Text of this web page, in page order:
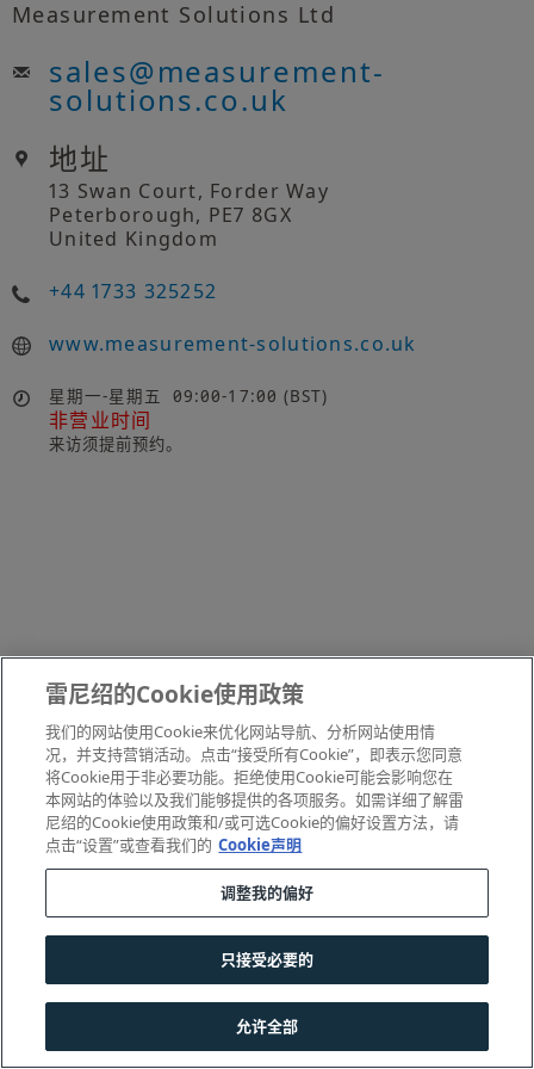
Measurement Solutions Ltd
sales@measurement-
solutions.co.uk
地址
13 Swan Court, Forder Way
Peterborough, PE7 8GX
United Kingdom
+44 1733 325252
www.measurement-solutions.co.uk
星期一-星期五 09:00-17:00 (BST)
非营业时间
来访须提前预约。
雷尼绍的Cookie使用政策
我们的网站使用Cookie来优化网站导航、分析网站使用情
况，并支持营销活动。点击“接受所有Cookie”，即表示您同意
将Cookie用于非必要功能。拒绝使用Cookie可能会影响您在
本网站的体验以及我们能够提供的各项服务。如需详细了解雷
尼绍的Cookie使用政策和/或可选Cookie的偏好设置方法，请
点击“设置”或查看我们的 Cookie声明
调整我的偏好
只接受必要的
允许全部